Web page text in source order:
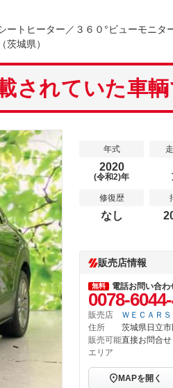
ヒーター／３６０°ビューモニタ
城県）
されていた車
年式
2020
(令和2)年
修復歴
なし
販売店情報
無料 電話お問い合わ
0078-
販売店
ＷＥＣＡＲ
住所
茨城県日立
販売可能
エリア
直接お問合
MAPを開く